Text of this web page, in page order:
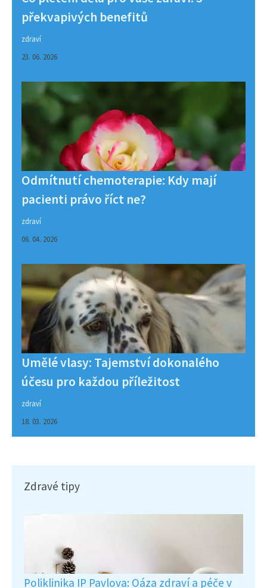
překvapivých benefitů
zdraví
23. 06. 2026
Odmítnutí chemoterapie: Kdy mají
pacienti právo říct ne?
zdraví
06. 04. 2026
Umělé vlasy: Tajemství dokonalého
účesu pro každou příležitost
zdraví
18. 03. 2026
Zdravé tipy
Poliklinika IP Pavlova: Oáza zdraví a péče v